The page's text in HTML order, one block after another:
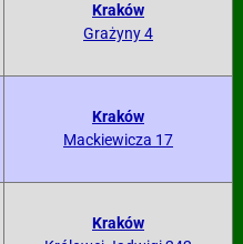
Kraków
Grażyny 4
Kraków
Mackiewicza 17
Kraków